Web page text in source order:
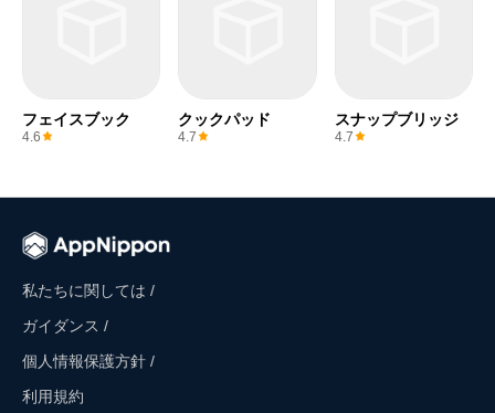
フェイスブック
4.6
クックパッド
4.7
スナップブリッジ
4.7
私たちに関しては /
ガイダンス /
個人情報保護方針 /
利用規約